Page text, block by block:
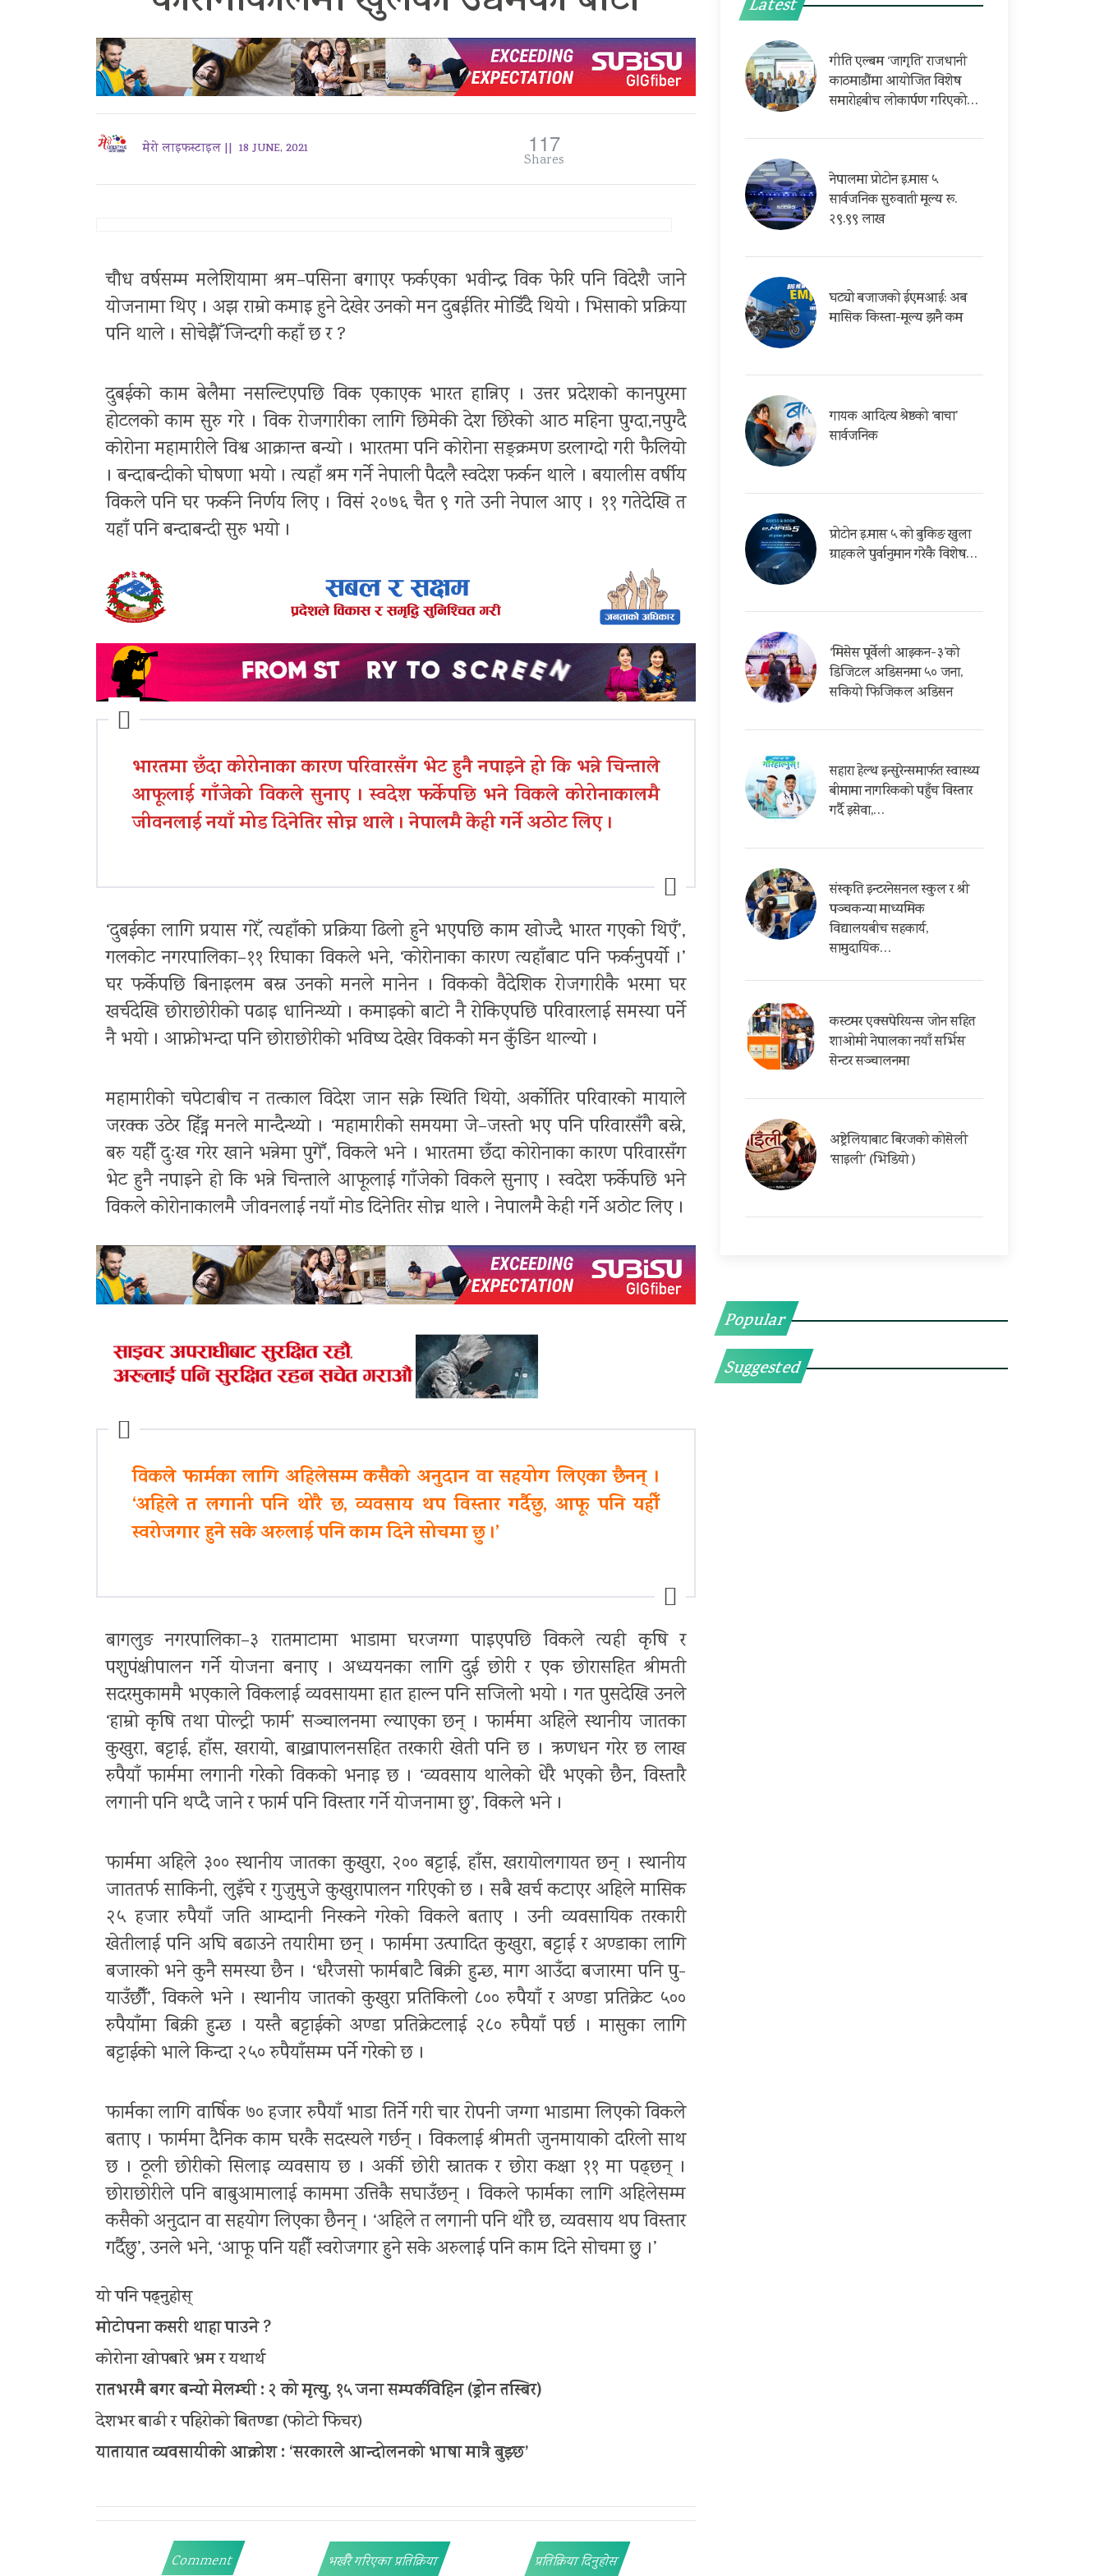
मेरो लाइफस्टाइल || 18 JUNE, 2021 117
Shares
चौध वर्षसम्म मलेशियामा श्रम–पसिना बगाएर फर्कएका भवीन्द्र विक फेरि पनि विदेशै जाने
योजनामा थिए । अझ राम्रो कमाइ हुने देखेर उनको मन दुबईतिर मोडिँदै थियो । भिसाको प्रक्रिया
पनि थाले । सोचेझैँ जिन्दगी कहाँ छ र ?
दुबईको काम बेलैमा नसल्टिएपछि विक एकाएक भारत हान्निए । उत्तर प्रदेशको कानपुरमा
होटलको काम सुरु गरे । विक रोजगारीका लागि छिमेकी देश छिरेको आठ महिना पुग्दा,नपुग्दै
कोरोना महामारीले विश्व आक्रान्त बन्यो । भारतमा पनि कोरोना सङ्क्रमण डरलाग्दो गरी फैलियो
। बन्दाबन्दीको घोषणा भयो । त्यहाँ श्रम गर्ने नेपाली पैदलै स्वदेश फर्कन थाले । बयालीस वर्षीय
विकले पनि घर फर्कने निर्णय लिए । विसं २०७६ चैत ९ गते उनी नेपाल आए । ११ गतेदेखि त
यहाँ पनि बन्दाबन्दी सुरु भयो ।
भारतमा छँदा कोरोनाका कारण परिवारसँग भेट हुनै नपाइने हो कि भन्ने चिन्ताले
आफूलाई गाँजेको विकले सुनाए । स्वदेश फर्केपछि भने विकले कोरोनाकालमै
जीवनलाई नयाँ मोड दिनेतिर सोच्न थाले । नेपालमै केही गर्ने अठोट लिए ।
‘दुबईका लागि प्रयास गरेँ, त्यहाँको प्रक्रिया ढिलो हुने भएपछि काम खोज्दै भारत गएको थिएँ’,
गलकोट नगरपालिका–११ रिघाका विकले भने, ‘कोरोनाका कारण त्यहाँबाट पनि फर्कनुपर्यो ।’
घर फर्केपछि बिनाइलम बस्न उनको मनले मानेन । विकको वैदेशिक रोजगारीकै भरमा घर
खर्चदेखि छोराछोरीको पढाइ धानिन्थ्यो । कमाइको बाटो नै रोकिएपछि परिवारलाई समस्या पर्ने
नै भयो । आफ्नोभन्दा पनि छोराछोरीको भविष्य देखेर विकको मन कुँडिन थाल्यो ।
महामारीको चपेटाबीच न तत्काल विदेश जान सक्ने स्थिति थियो, अर्कोतिर परिवारको मायाले
जरक्क उठेर हिँड्न मनले मान्दैन्थ्यो । ‘महामारीको समयमा जे–जस्तो भए पनि परिवारसँगै बस्ने,
बरु यहीँ दुःख गरेर खाने भन्नेमा पुगेँ’, विकले भने । भारतमा छँदा कोरोनाका कारण परिवारसँग
भेट हुनै नपाइने हो कि भन्ने चिन्ताले आफूलाई गाँजेको विकले सुनाए । स्वदेश फर्केपछि भने
विकले कोरोनाकालमै जीवनलाई नयाँ मोड दिनेतिर सोच्न थाले । नेपालमै केही गर्ने अठोट लिए ।
विकले फार्मका लागि अहिलेसम्म कसैको अनुदान वा सहयोग लिएका छैनन् ।
‘अहिले त लगानी पनि थोरै छ, व्यवसाय थप विस्तार गर्दैछु, आफू पनि यहीँ
स्वरोजगार हुने सके अरुलाई पनि काम दिने सोचमा छु ।’
बागलुङ नगरपालिका–३ रातमाटामा भाडामा घरजग्गा पाइएपछि विकले त्यही कृषि र
पशुपंक्षीपालन गर्ने योजना बनाए । अध्ययनका लागि दुई छोरी र एक छोरासहित श्रीमती
सदरमुकाममै भएकाले विकलाई व्यवसायमा हात हाल्न पनि सजिलो भयो । गत पुसदेखि उनले
‘हाम्रो कृषि तथा पोल्ट्री फार्म’ सञ्चालनमा ल्याएका छन् । फार्ममा अहिले स्थानीय जातका
कुखुरा, बट्टाई, हाँस, खरायो, बाख्रापालनसहित तरकारी खेती पनि छ । ऋणधन गरेर छ लाख
रुपैयाँ फार्ममा लगानी गरेको विकको भनाइ छ । ‘व्यवसाय थालेको धेरै भएको छैन, विस्तारै
लगानी पनि थप्दै जाने र फार्म पनि विस्तार गर्ने योजनामा छु’, विकले भने ।
फार्ममा अहिले ३०० स्थानीय जातका कुखुरा, २०० बट्टाई, हाँस, खरायोलगायत छन् । स्थानीय
जाततर्फ साकिनी, लुइँचे र गुजुमुजे कुखुरापालन गरिएको छ । सबै खर्च कटाएर अहिले मासिक
२५ हजार रुपैयाँ जति आम्दानी निस्कने गरेको विकले बताए । उनी व्यवसायिक तरकारी
खेतीलाई पनि अघि बढाउने तयारीमा छन् । फार्ममा उत्पादित कुखुरा, बट्टाई र अण्डाका लागि
बजारको भने कुनै समस्या छैन । ‘धरैजसो फार्मबाटै बिक्री हुन्छ, माग आउँदा बजारमा पनि पु-
याउँछौँ’, विकले भने । स्थानीय जातको कुखुरा प्रतिकिलो ८०० रुपैयाँ र अण्डा प्रतिक्रेट ५००
रुपैयाँमा बिक्री हुन्छ । यस्तै बट्टाईको अण्डा प्रतिक्रेटलाई २८० रुपैयाँ पर्छ । मासुका लागि
बट्टाईको भाले किन्दा २५० रुपैयाँसम्म पर्ने गरेको छ ।
फार्मका लागि वार्षिक ७० हजार रुपैयाँ भाडा तिर्ने गरी चार रोपनी जग्गा भाडामा लिएको विकले
बताए । फार्ममा दैनिक काम घरकै सदस्यले गर्छन् । विकलाई श्रीमती जुनमायाको दरिलो साथ
छ । ठूली छोरीको सिलाइ व्यवसाय छ । अर्की छोरी स्नातक र छोरा कक्षा ११ मा पढ्छन् ।
छोराछोरीले पनि बाबुआमालाई काममा उत्तिकै सघाउँछन् । विकले फार्मका लागि अहिलेसम्म
कसैको अनुदान वा सहयोग लिएका छैनन् । ‘अहिले त लगानी पनि थोरै छ, व्यवसाय थप विस्तार
गर्दैछु’, उनले भने, ‘आफू पनि यहीँ स्वरोजगार हुने सके अरुलाई पनि काम दिने सोचमा छु ।’
यो पनि पढ्नुहोस्
मोटोपना कसरी थाहा पाउने ?
कोरोना खोपबारे भ्रम र यथार्थ
रातभरमै बगर बन्यो मेलम्ची : २ को मृत्यु, १५ जना सम्पर्कविहिन (ड्रोन तस्बिर)
देशभर बाढी र पहिरोको बितण्डा (फोटो फिचर)
यातायात व्यवसायीको आक्रोश : ‘सरकारले आन्दोलनको भाषा मात्रै बुझ्छ’
Comment भर्खरै गरिएका प्रतिक्रिया प्रतिक्रिया दिनुहोस
Latest
गीति एल्बम ‘जागृति’ राजधानी
काठमाडौंमा आयोजित विशेष
समारोहबीच लोकार्पण गरिएको…
नेपालमा प्रोटोन इ.मास ५
सार्वजनिक सुरुवाती मूल्य रू.
२९.९९ लाख
घट्यो बजाजको ईएमआई: अब
मासिक किस्ता-मूल्य झनै कम
गायक आदित्य श्रेष्ठको ‘बाचा’
सार्वजनिक
प्रोटोन इ.मास ५ को बुकिङ खुला
ग्राहकले पुर्वानुमान गरेकै विशेष…
‘मिसेस पूर्वेली आइकन-३’को
डिजिटल अडिसनमा ५० जना,
सकियो फिजिकल अडिसन
सहारा हेल्थ इन्सुरेन्समार्फत स्वास्थ्य
बीमामा नागरिकको पहुँच विस्तार
गर्दै इसेवा,…
संस्कृति इन्टरनेसनल स्कुल र श्री
पञ्चकन्या माध्यमिक
विद्यालयबीच सहकार्य,
सामुदायिक…
कस्टमर एक्सपेरियन्स जोन सहित
शाओमी नेपालका नयाँ सर्भिस
सेन्टर सञ्चालनमा
अष्ट्रेलियाबाट बिरजको कोसेली
‘साइली’ (भिडियो )
Popular
Suggested